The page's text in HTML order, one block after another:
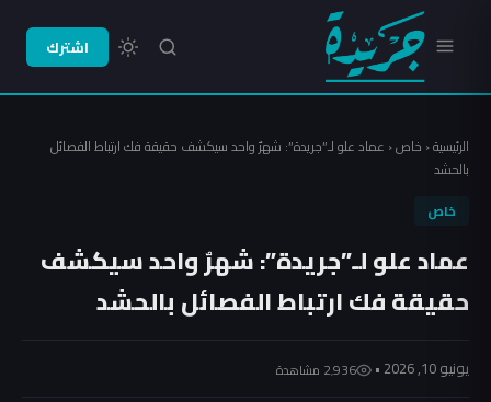
اشترك
الرئيسية‹ خاص‹ عماد علو لـ”جريدة”: شهرٌ واحد سيكشف حقيقة فك ارتباط الفصائل
بالحشد
خاص
عماد علو لـ”جريدة”: شهرٌ واحد سيكشف
حقيقة فك ارتباط الفصائل بالحشد
يونيو 10, 2026 • 2٬936 مشاهدة